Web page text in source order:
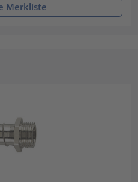
Merkliste